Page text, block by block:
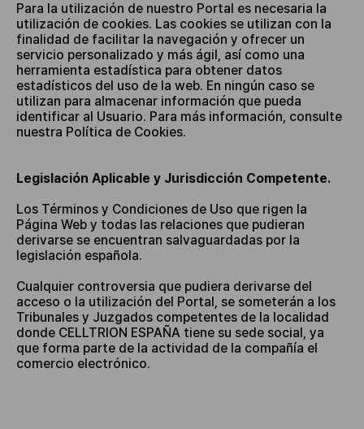
Para la utilización de nuestro Portal es necesaria la
utilización de cookies. Las cookies se utilizan con la
finalidad de facilitar la navegación y ofrecer un
servicio personalizado y más ágil, así como una
herramienta estadística para obtener datos
estadísticos del uso de la web. En ningún caso se
utilizan para almacenar información que pueda
identificar al Usuario. Para más información, consulte
nuestra Política de Cookies.
Legislación Aplicable y Jurisdicción Competente.
Los Términos y Condiciones de Uso que rigen la
Página Web y todas las relaciones que pudieran
derivarse se encuentran salvaguardadas por la
legislación española.
Cualquier controversia que pudiera derivarse del
acceso o la utilización del Portal, se someterán a los
Tribunales y Juzgados competentes de la localidad
donde CELLTRION ESPAÑA tiene su sede social, ya
que forma parte de la actividad de la compañía el
comercio electrónico.